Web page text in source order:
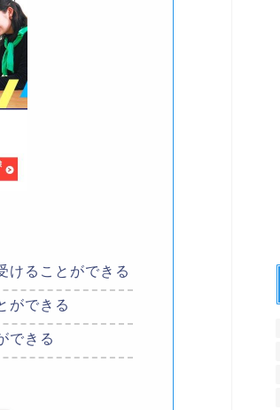
けることができる
ができる
できる